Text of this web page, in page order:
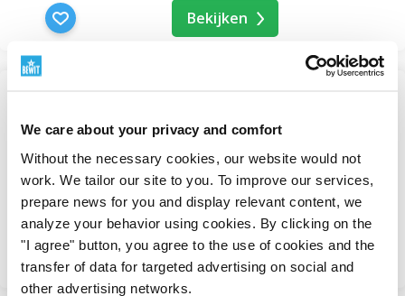
We care about your privacy and comfort
Without the necessary cookies, our website would not
work. We tailor our site to you. To improve our services,
prepare news for you and display relevant content, we
analyze your behavior using cookies. By clicking on the
"I agree" button, you agree to the use of cookies and the
transfer of data for targeted advertising on social and
other advertising networks.
Bekijken
oogcrème
Verzorging van de oogcontour
Op voorraad
686 Kč980 Kč
Bekijken